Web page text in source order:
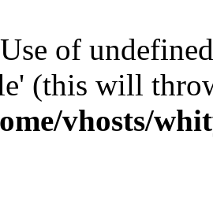
of
(this will
vhosts/